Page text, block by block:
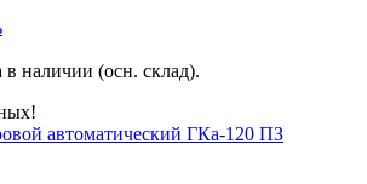
наличии (осн. склад).